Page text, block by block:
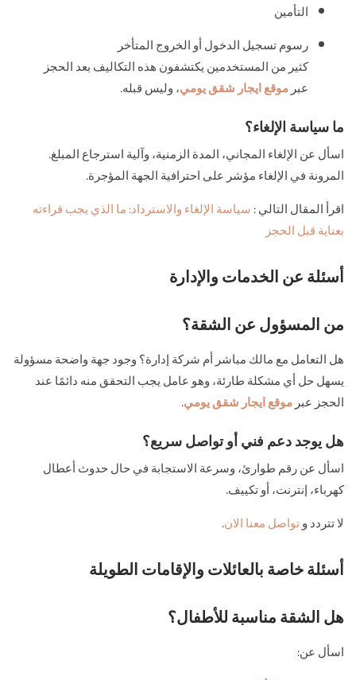
التأمين
رسوم تسجيل الدخول أو الخروج المتأخر
كثير من المستخدمين يكتشفون هذه التكاليف بعد الحجز
عبرموقع ايجار شقق يومي، وليس قبله.
ما سياسة الإلغاء؟
اسأل عن الإلغاء المجاني، المدة الزمنية، وآلية استرجاع المبلغ.
المرونة في الإلغاء مؤشر على احترافية الجهة المؤجرة.
اقرأ المقال التالي :سياسة الإلغاء والاسترداد: ما الذي يجب قراءته
بعناية قبل الحجز
أسئلة عن الخدمات والإدارة
من المسؤول عن الشقة؟
هل التعامل مع مالك مباشر أم شركة إدارة؟ وجود جهة واضحة مسؤولة
يسهل حل أي مشكلة طارئة، وهو عامل يجب التحقق منه دائمًا عند
الحجز عبرموقع ايجار شقق يومي.
هل يوجد دعم فني أو تواصل سريع؟
اسأل عن رقم طوارئ، وسرعة الاستجابة في حال حدوث أعطال
كهرباء، إنترنت، أو تكييف.
لا تتردد وتواصل معنا الان.
أسئلة خاصة بالعائلات والإقامات الطويلة
هل الشقة مناسبة للأطفال؟
اسأل عن: